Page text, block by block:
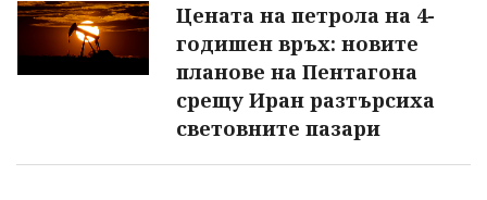
Цената на петрола на 4-
годишен връх: новите
планове на Пентагона
срещу Иран разтърсиха
световните пазари